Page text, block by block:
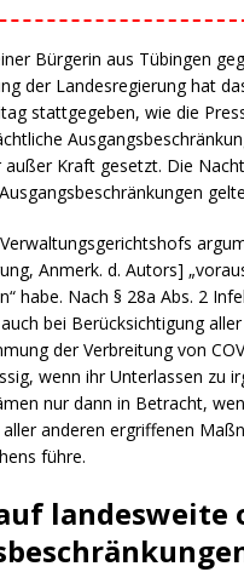
Bürgerin aus Tübingen
der Landesregierung hat
stattgegeben, wie die
außer Kraft gesetzt. Die
Anmerk. d. Autors]
habe. Nach § 28a Abs. 2
bei Berücksichtigung
der Verbreitung von
wenn ihr Unterlassen zu
nur dann in Betracht,
anderen ergriffenen
führe.
landesweite